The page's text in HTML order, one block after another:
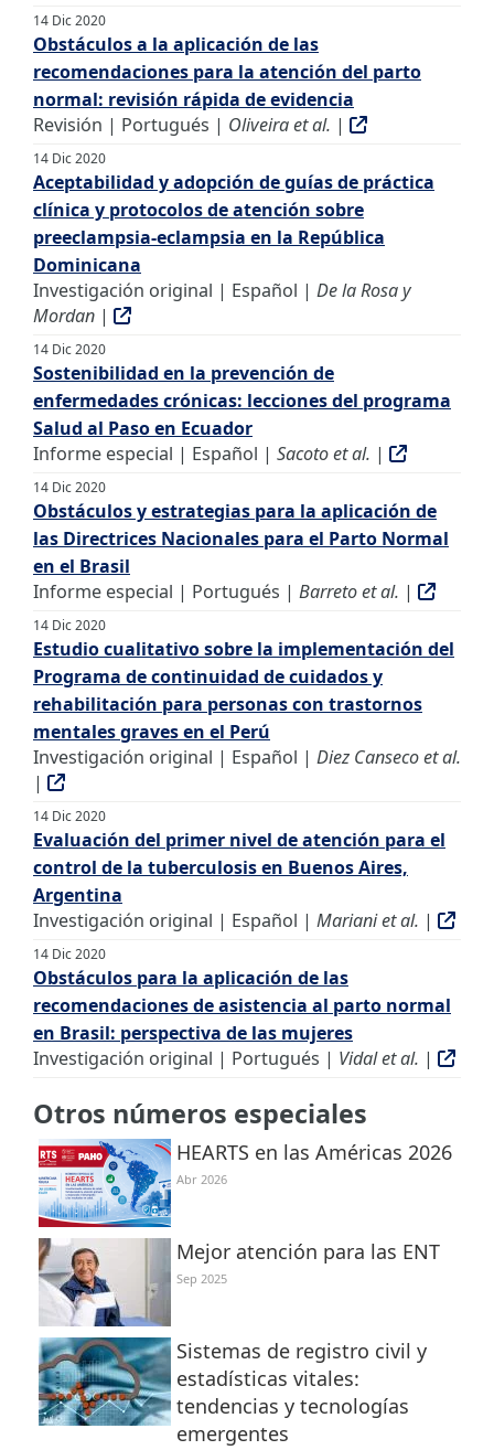
14 Dic 2020
Obstáculos a la aplicación de las
recomendaciones para la atención del parto
normal: revisión rápida de evidencia
Revisión | Portugués | Oliveira et al. |
14 Dic 2020
Aceptabilidad y adopción de guías de práctica
clínica y protocolos de atención sobre
preeclampsia-eclampsia en la República
Dominicana
Investigación original | Español | De la Rosa y
Mordan |
14 Dic 2020
Sostenibilidad en la prevención de
enfermedades crónicas: lecciones del programa
Salud al Paso en Ecuador
Informe especial | Español | Sacoto et al. |
14 Dic 2020
Obstáculos y estrategias para la aplicación de
las Directrices Nacionales para el Parto Normal
en el Brasil
Informe especial | Portugués | Barreto et al. |
14 Dic 2020
Estudio cualitativo sobre la implementación del
Programa de continuidad de cuidados y
rehabilitación para personas con trastornos
mentales graves en el Perú
Investigación original | Español | Diez Canseco et al.
|
14 Dic 2020
Evaluación del primer nivel de atención para el
control de la tuberculosis en Buenos Aires,
Argentina
Investigación original | Español | Mariani et al. |
14 Dic 2020
Obstáculos para la aplicación de las
recomendaciones de asistencia al parto normal
en Brasil: perspectiva de las mujeres
Investigación original | Portugués | Vidal et al. |
Otros números especiales
HEARTS en las Américas 2026
Abr 2026
Mejor atención para las ENT
Sep 2025
Sistemas de registro civil y
estadísticas vitales:
tendencias y tecnologías
emergentes